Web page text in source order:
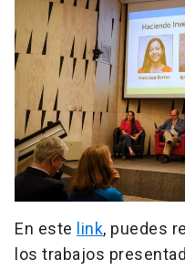
En este link, puedes
los trabajos